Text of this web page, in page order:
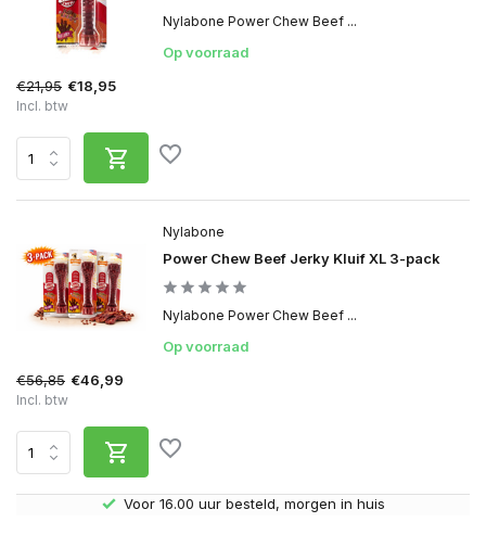
Gratis verzending v.a. € 40,- (Alleen Nederland)
Nylabone
Power Chew Beef Jerky Kluif XL 3-pack
Nylabone Power Chew Beef ...
Op voorraad
€56,85 €46,99
Incl. btw
Nylabone Power Chew Beef ...
Op voorraad
€21,95 €18,95
Incl. btw